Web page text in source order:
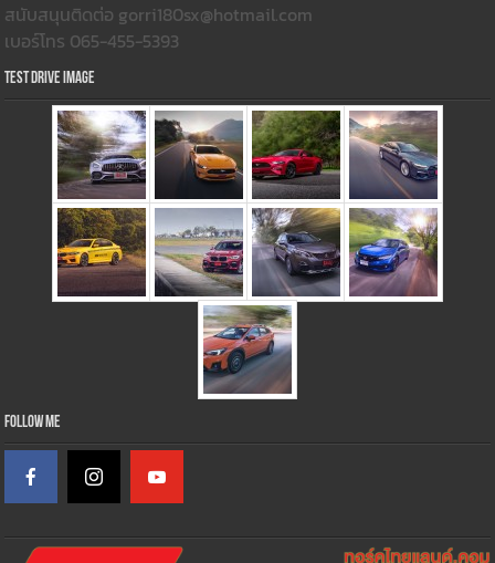
สนับสนุนติดต่อ gorri180sx@hotmail.com
เบอร์โทร 065-455-5393
Test Drive Image
Follow Me